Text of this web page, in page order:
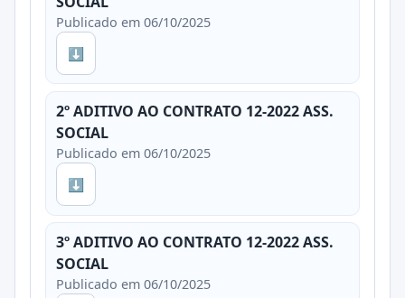
Publicado em 06/10/2025
⬇
2º ADITIVO AO CONTRATO 12-2022 ASS.
SOCIAL
Publicado em 06/10/2025
⬇
3º ADITIVO AO CONTRATO 12-2022 ASS.
SOCIAL
Publicado em 06/10/2025